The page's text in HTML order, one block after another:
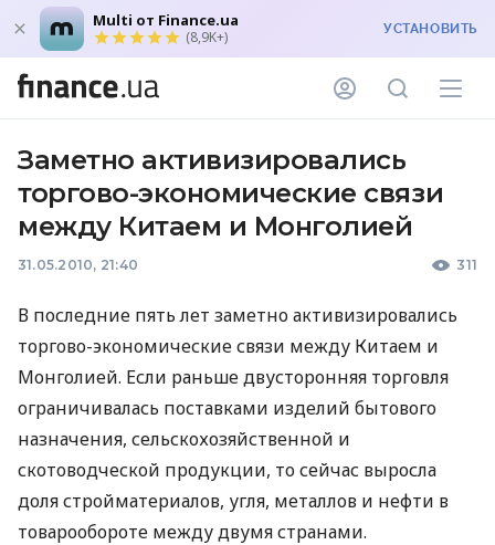
Multi от Finance.ua
(8,9K+) УСТАНОВИТЬ
Заметно активизировались
торгово-экономические связи
между Китаем и Монголией
31.05.2010, 21:40 311
В последние пять лет заметно активизировались
торгово-экономические связи между Китаем и
Монголией. Если раньше двусторонняя торговля
ограничивалась поставками изделий бытового
назначения, сельскохозяйственной и
скотоводческой продукции, то сейчас выросла
доля стройматериалов, угля, металлов и нефти в
товарообороте между двумя странами.